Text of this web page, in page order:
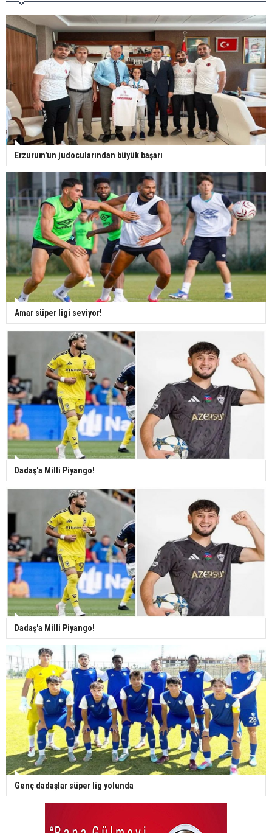
Erzurum'un judocularından büyük başarı
Amar süper ligi seviyor!
Dadaş'a Milli Piyango!
Dadaş'a Milli Piyango!
Genç dadaşlar süper lig yolunda